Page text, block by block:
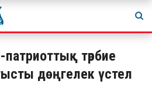
тәрбие
дөңгелек үстел